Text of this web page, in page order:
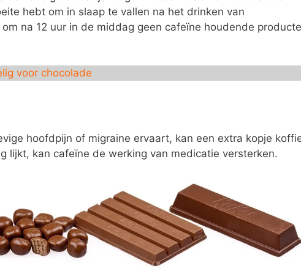
hebt om in slaap te vallen na het drinken van
na 12 uur in de middag geen cafeïne houdende
voor chocolade
hoofdpijn of migraine ervaart, kan een extra kopje
lijkt, kan cafeïne de werking van medicatie versterken.